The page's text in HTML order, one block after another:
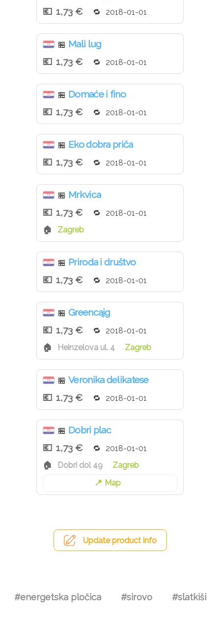
1,73 €
2018-01-01
🏪 Mali lug
1,73 €
2018-01-01
🏪 Domaće i fino
1,73 €
2018-01-01
🏪 Eko dobra priča
1,73 €
2018-01-01
🏪 Mrkvica
1,73 €
2018-01-01
Zagreb
🏪 Priroda i društvo
1,73 €
2018-01-01
🏪 Greencajg
1,73 €
2018-01-01
Heinzelova ul. 4
Zagreb
🏪 Veronika delikatese
1,73 €
2018-01-01
🏪 Dobri plac
1,73 €
2018-01-01
Dobri dol 49
Zagreb
Map
Update product info
#energetska pločica #sirovo #slatkiši